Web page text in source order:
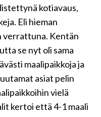
kotiavaus,
Eli hieman
verrattuna. Kentän
se nyt oli sama
maalipaikkoja ja
asiat pelin
vielä
kertoi että 4-1 maali